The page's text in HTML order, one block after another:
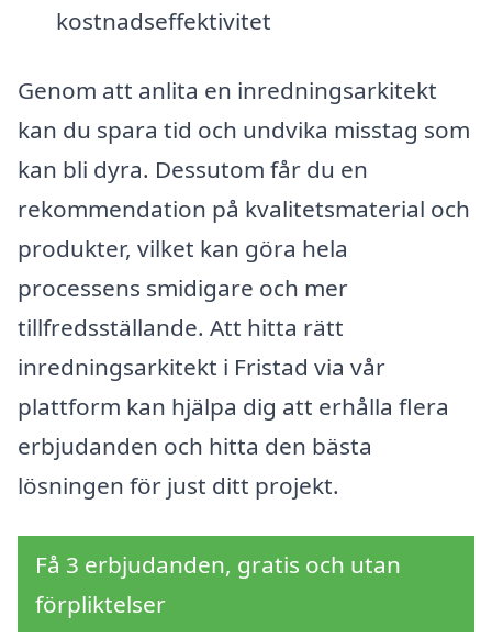
kostnadseffektivitet
Genom att anlita en inredningsarkitekt
kan du spara tid och undvika misstag som
kan bli dyra. Dessutom får du en
rekommendation på kvalitetsmaterial och
produkter, vilket kan göra hela
processens smidigare och mer
tillfredsställande. Att hitta rätt
inredningsarkitekt i Fristad via vår
plattform kan hjälpa dig att erhålla flera
erbjudanden och hitta den bästa
lösningen för just ditt projekt.
Få 3 erbjudanden, gratis och utan
förpliktelser